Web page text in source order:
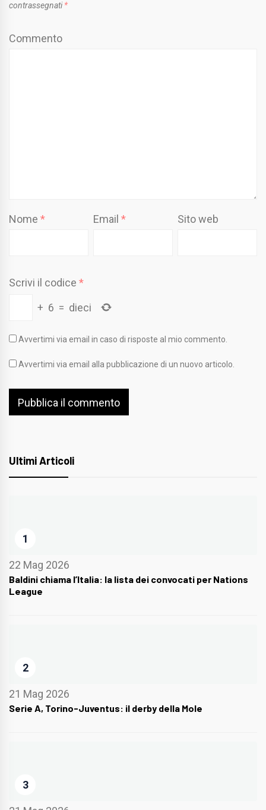
contrassegnati *
Commento
Nome * Email* Sito web
Scrivi il codice *
+ 6 = dieci
Avvertimi via email in caso di risposte al mio commento.
Avvertimi via email alla pubblicazione di un nuovo articolo.
Ultimi Articoli
1
22 Mag 2026
Baldini chiama l’Italia: la lista dei convocati per Nations
League
2
21 Mag 2026
Serie A, Torino-Juventus: il derby della Mole
3